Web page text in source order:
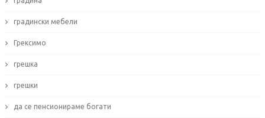
градински мебели
Грексимо
грешка
грешки
да се пенсионираме богати